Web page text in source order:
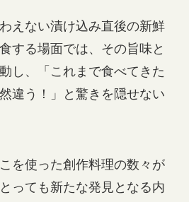
えない漬け込み直後の新鮮
する場面では、その旨味と
し、「これまで食べてきた
違う！」と驚きを隠せない
を使った創作料理の数々が
っても新たな発見となる内